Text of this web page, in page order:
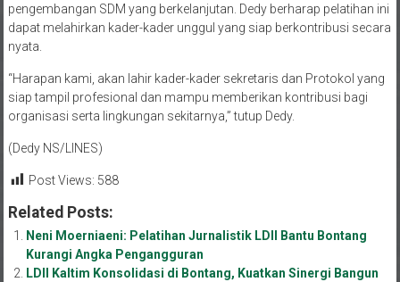
pengembangan SDM yang berkelanjutan. Dedy berharap pelatihan ini
dapat melahirkan kader-kader unggul yang siap berkontribusi secara
nyata.
“Harapan kami, akan lahir kader-kader sekretaris dan Protokol yang
siap tampil profesional dan mampu memberikan kontribusi bagi
organisasi serta lingkungan sekitarnya,” tutup Dedy.
(Dedy NS/LINES)
Post Views: 588
Related Posts:
Neni Moerniaeni: Pelatihan Jurnalistik LDII Bantu Bontang
Kurangi Angka Pengangguran
LDII Kaltim Konsolidasi di Bontang, Kuatkan Sinergi Bangun